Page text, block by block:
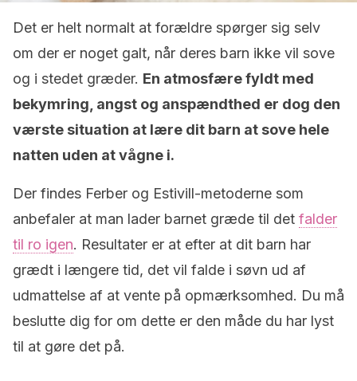
Det er helt normalt at forældre spørger sig selv
om der er noget galt, når deres barn ikke vil sove
og i stedet græder. En atmosfære fyldt med
bekymring, angst og anspændthed er dog den
værste situation at lære dit barn at sove hele
natten uden at vågne i.
Der findes Ferber og Estivill-metoderne som
anbefaler at man lader barnet græde til det falder
til ro igen. Resultater er at efter at dit barn har
grædt i længere tid, det vil falde i søvn ud af
udmattelse af at vente på opmærksomhed. Du må
beslutte dig for om dette er den måde du har lyst
til at gøre det på.